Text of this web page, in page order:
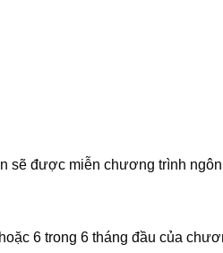
sẽ được miễn chương trình
6 trong 6 tháng đầu của